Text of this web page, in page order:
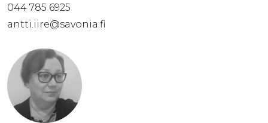
044 785 6925
antti.iire@savonia.fi